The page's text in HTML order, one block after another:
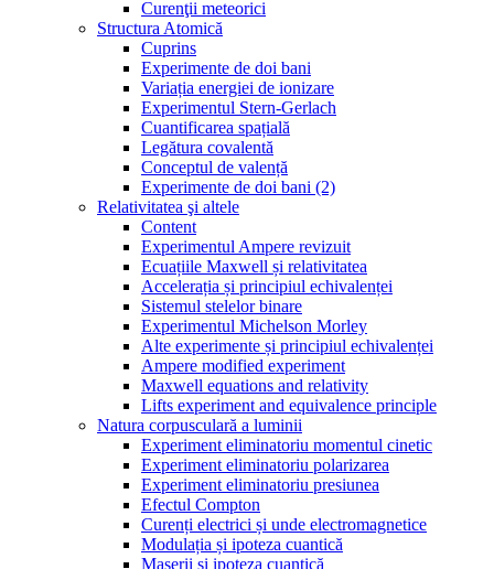
Curenţii meteorici
Structura Atomică
Cuprins
Experimente de doi bani
Variația energiei de ionizare
Experimentul Stern-Gerlach
Cuantificarea spațială
Legătura covalentă
Conceptul de valență
Experimente de doi bani (2)
Relativitatea şi altele
Content
Experimentul Ampere revizuit
Ecuațiile Maxwell și relativitatea
Accelerația și principiul echivalenței
Sistemul stelelor binare
Experimentul Michelson Morley
Alte experimente și principiul echivalenței
Ampere modified experiment
Maxwell equations and relativity
Lifts experiment and equivalence principle
Natura corpusculară a luminii
Experiment eliminatoriu momentul cinetic
Experiment eliminatoriu polarizarea
Experiment eliminatoriu presiunea
Efectul Compton
Curenți electrici și unde electromagnetice
Modulația și ipoteza cuantică
Maserii și ipoteza cuantică